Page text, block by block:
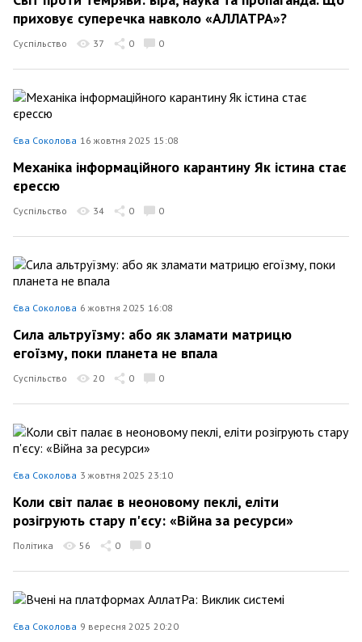
приховує суперечка навколо «АЛЛАТРА»?
Суспільство 37 0 0
Єва Соколова 16 жовтня 2025 15:08
Механіка інформаційного карантину Як істина стає
єрессю
Суспільство 34 0 0
Єва Соколова 6 жовтня 2025 16:08
Сила альтруїзму: або як зламати матрицю
егоїзму, поки планета не впала
Суспільство 20 0 0
Єва Соколова 3 жовтня 2025 23:10
Коли світ палає в неоновому пеклі, еліти
розігрують стару п'єсу: «Війна за ресурси»
Політика 56 0 0
Єва Соколова 9 вересня 2025 20:20